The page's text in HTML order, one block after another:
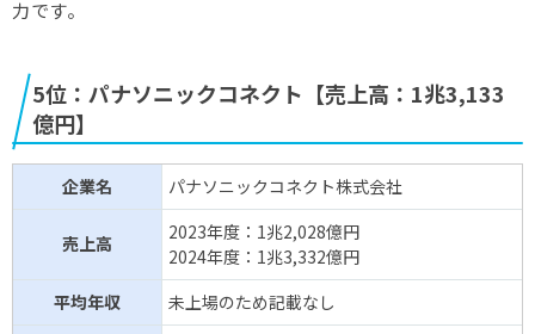
力です。
5位：パナソニックコネクト【売上高：1兆3,133
億円】
企業名 パナソニックコネクト株式会社
売上高
2023年度：1兆2,028億円
2024年度：1兆3,332億円
平均年収
未上場のため記載なし